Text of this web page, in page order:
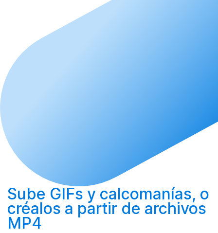
Sube GIFs y calcomanías, o
créalos a partir de archivos
MP4